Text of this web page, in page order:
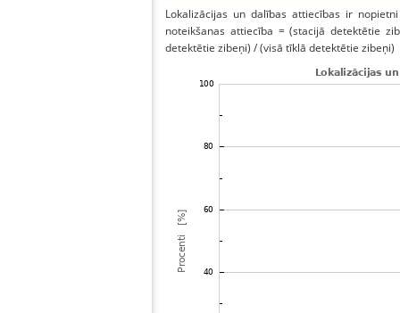
Lokalizācijas un dalības attiecības ir
noteikšanas attiecība = (stacijā detektētie
detektētie zibeņi) / (visā tīklā detektētie zibeņi)